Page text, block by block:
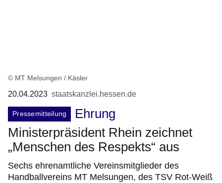
© MT Melsungen / Käsler
20.04.2023 staatskanzlei.hessen.de
Pressemitteilung
Ehrung
Ministerpräsident Rhein zeichnet
„Menschen des Respekts“ aus
Sechs ehrenamtliche Vereinsmitglieder des
Handballvereins MT Melsungen, des TSV Rot-Weiß